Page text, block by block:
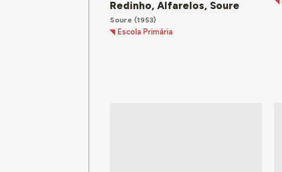
Redinho, Alfarelos, Soure
Soure (1953)
Escola Primária